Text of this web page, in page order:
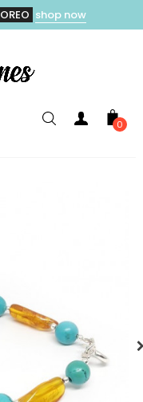
OREO shop now
0